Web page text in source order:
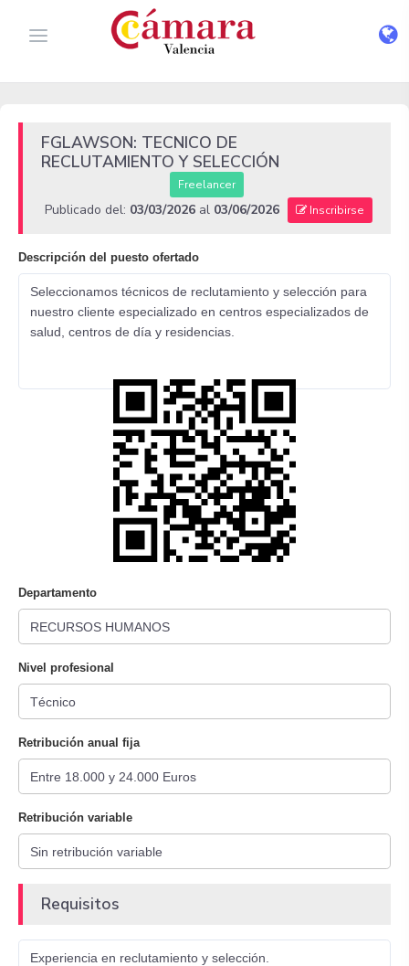
FGLAWSON: TECNICO DE
RECLUTAMIENTO Y SELECCIÓN
Freelancer
Publicado del: 03/03/2026 al 03/06/2026 Inscribirse
Descripción del puesto ofertado
Seleccionamos técnicos de reclutamiento y selección para
nuestro cliente especializado en centros especializados de
salud, centros de día y residencias.
Departamento
Nivel profesional
Retribución anual fija
Retribución variable
Requisitos
Experiencia en reclutamiento y selección.